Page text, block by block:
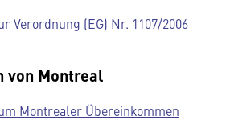
Verordnung (EG) Nr. 1107/2006
von Montreal
Montrealer Übereinkommen